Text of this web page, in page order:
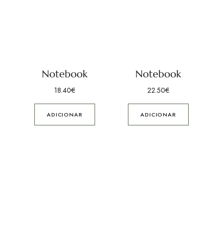
Notebook
18.40€
ADICIONAR
Notebook
22.50€
ADICIONAR